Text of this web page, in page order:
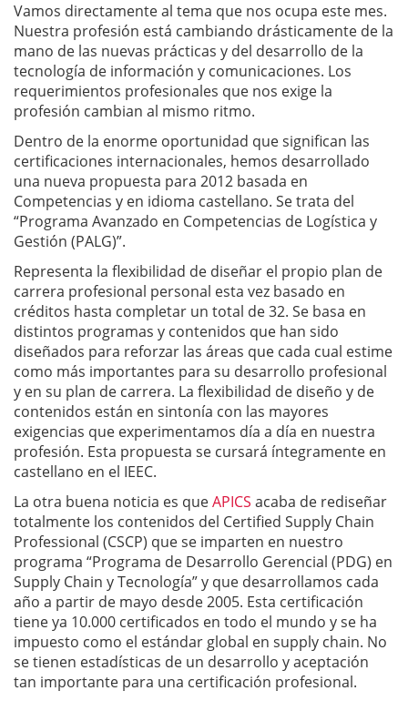
Vamos directamente al tema que nos ocupa este mes.
Nuestra profesión está cambiando drásticamente de la
mano de las nuevas prácticas y del desarrollo de la
tecnología de información y comunicaciones. Los
requerimientos profesionales que nos exige la
profesión cambian al mismo ritmo.
Dentro de la enorme oportunidad que significan las
certificaciones internacionales, hemos desarrollado
una nueva propuesta para 2012 basada en
Competencias y en idioma castellano. Se trata del
“Programa Avanzado en Competencias de Logística y
Gestión (PALG)”.
Representa la flexibilidad de diseñar el propio plan de
carrera profesional personal esta vez basado en
créditos hasta completar un total de 32. Se basa en
distintos programas y contenidos que han sido
diseñados para reforzar las áreas que cada cual estime
como más importantes para su desarrollo profesional
y en su plan de carrera. La flexibilidad de diseño y de
contenidos están en sintonía con las mayores
exigencias que experimentamos día a día en nuestra
profesión. Esta propuesta se cursará íntegramente en
castellano en el IEEC.
La otra buena noticia es queAPICS acaba de rediseñar
totalmente los contenidos del Certified Supply Chain
Professional (CSCP) que se imparten en nuestro
programa “Programa de Desarrollo Gerencial (PDG) en
Supply Chain y Tecnología” y que desarrollamos cada
año a partir de mayo desde 2005. Esta certificación
tiene ya 10.000 certificados en todo el mundo y se ha
impuesto como el estándar global en supply chain. No
se tienen estadísticas de un desarrollo y aceptación
tan importante para una certificación profesional.